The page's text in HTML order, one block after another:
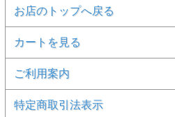
お店のトップへ戻る
カートを見る
ご利用案内
特定商取引法表示